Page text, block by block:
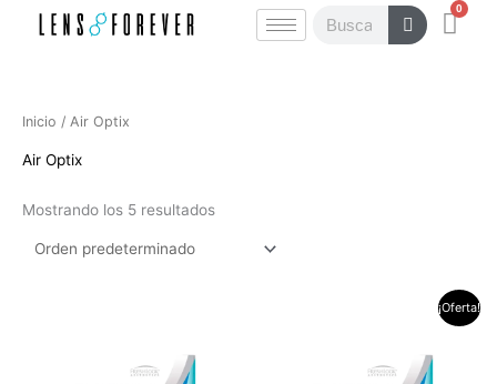
Buscar 0
Inicio / Air Optix
Air Optix
Mostrando los 5 resultados
¡Oferta!
$140.000.$112.000.